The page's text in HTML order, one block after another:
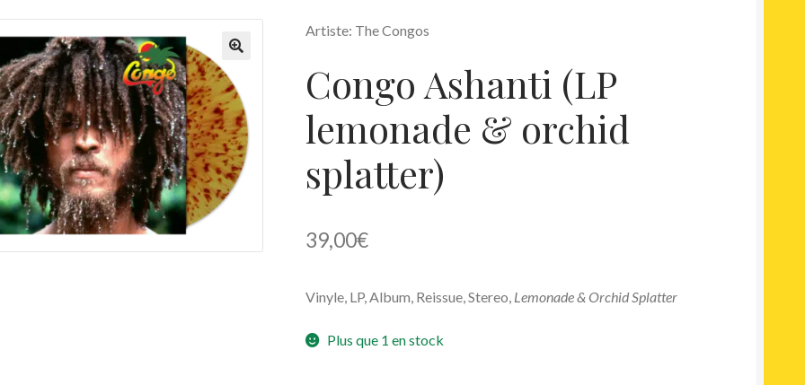
Artiste: The Congos
Congo Ashanti (LP
lemonade & orchid
splatter)
39,00€
Vinyle, LP, Album, Reissue, Stereo, Lemonade & Orchid Splatter
Plus que 1 en stock